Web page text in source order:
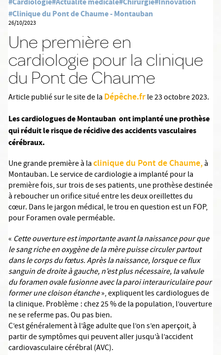
#Clinique du Pont de Chaume - Montauban
26/10/2023
Une première en
cardiologie pour la clinique
du Pont de Chaume
Article publié sur le site de la Dépêche.frle 23 octobre 2023.
Les cardiologues de Montauban ont implanté une prothèse
qui réduit le risque de récidive des accidents vasculaires
cérébraux.
Une grande première à laclinique du Pont de Chaume,à
Montauban. Le service de cardiologie a implanté pour la
première fois, sur trois de ses patients, une prothèse destinée
à reboucher un orifice situé entre les deux oreillettes du
cœur. Dans le jargon médical, le trou en question est un FOP,
pour Foramen ovale perméable.
« Cette ouverture est importante avant la naissance pour que
le sang riche en oxygène de la mère puisse circuler partout
dans le corps du fœtus. Après la naissance, lorsque ce flux
sanguin de droite à gauche, n’est plus nécessaire, la valvule
du foramen ovale fusionne avec la paroi interauriculaire pour
former une cloison étanche», expliquent les cardiologues de
la clinique. Problème : chez 25 % de la population, l’ouverture
ne se referme pas. Ou pas bien.
C’est généralement à l’âge adulte que l’on s’en aperçoit, à
partir de symptômes qui peuvent aller jusqu’à l’accident
cardiovasculaire cérébral (AVC).